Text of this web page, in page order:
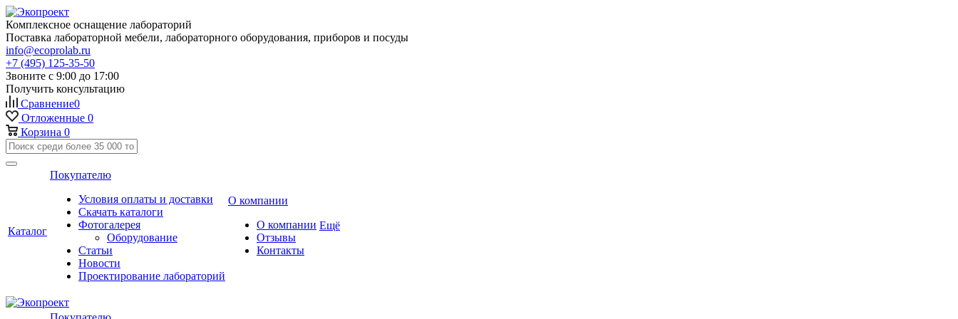
Комплексное оснащение лабораторий
Поставка лабораторной мебели, лабораторного оборудования, приборов и посуды
info@ecoprolab.ru
+7 (495) 125-35-50
Звоните с 9:00 до 17:00
Получить консультацию
Сравнение0
Отложенные 0
Корзина 0
Каталог
Покупателю
Условия оплаты и доставки
Скачать каталоги
Фотогалерея
Оборудование
Статьи
Новости
Проектирование лабораторий
О компании
О компании
Отзывы
Контакты
Ещё